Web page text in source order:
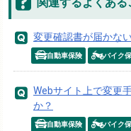
関連するよくある
変更確認書が届かな
自動車保険 バイク
Webサイト上で変更
か？
自動車保険 バイク